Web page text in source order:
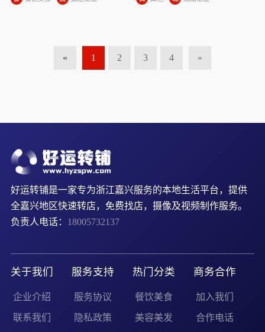
« 1 2 3 4 »
好运转铺是一家专为浙江嘉兴服务的本地生活平台，提供
全嘉兴地区快速转店，免费找店，摄像及视频制作服务。
负责人电话： 18005732137
关于我们
企业介绍
联系我们
服务支持
服务协议
隐私政策
热门分类
餐饮美食
美容美发
商务合作
加入我们
合作电话